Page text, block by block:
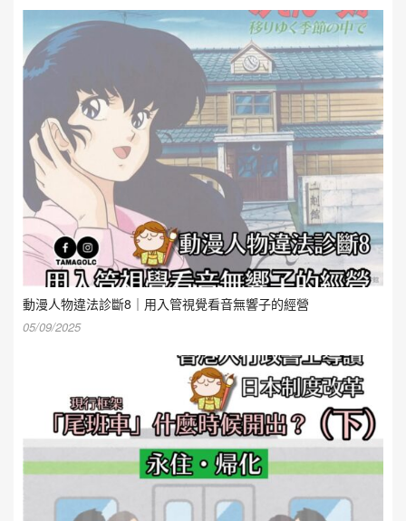
動漫人物違法診斷8｜用入管視覺看音無響子的經營
05/09/2025